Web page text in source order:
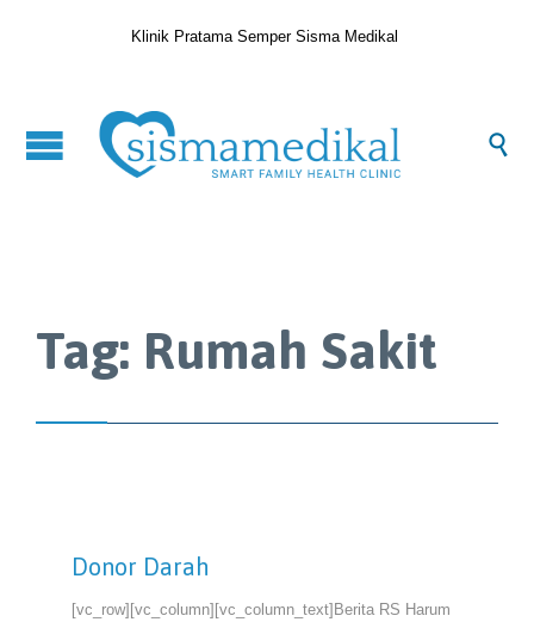
Klinik Pratama Semper Sisma Medikal

Tag: Rumah Sakit
Donor Darah
[vc_row][vc_column][vc_column_text]Berita RS Harum